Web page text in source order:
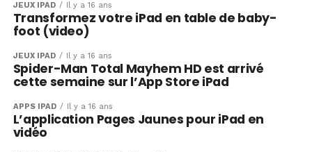
JEUX IPAD Il y a 16 ans
Transformez votre iPad en table de baby-
foot (video)
JEUX IPAD Il y a 16 ans
Spider-Man Total Mayhem HD est arrivé
cette semaine sur l’App Store iPad
APPS IPAD Il y a 16 ans
L’application Pages Jaunes pour iPad en
vidéo